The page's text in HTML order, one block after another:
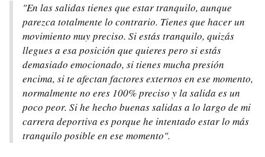
"En las salidas tienes que estar tranquilo, aunque
parezca totalmente lo contrario. Tienes que hacer un
movimiento muy preciso. Si estás tranquilo, quizás
llegues a esa posición que quieres pero si estás
demasiado emocionado, si tienes mucha presión
encima, si te afectan factores externos en ese momento,
normalmente no eres 100% preciso y la salida es un
poco peor. Si he hecho buenas salidas a lo largo de mi
carrera deportiva es porque he intentado estar lo más
tranquilo posible en ese momento".